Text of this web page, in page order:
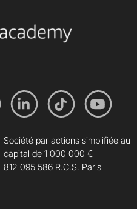
Société par actions simplifiée au
capital de 1 000 000 €
812 095 586 R.C.S. Paris